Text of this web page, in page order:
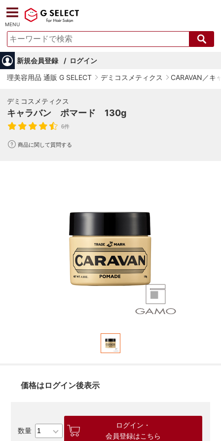
MENU
新規会員登録
ログイン
理美容用品 通販 G SELECT
デミコスメティクス CARAVAN／キ
デミコスメティクス
キャラバン ポマード 130g
6件
商品に関して質問する
価格はログイン後表示
ログイン・
会員登録はこちら